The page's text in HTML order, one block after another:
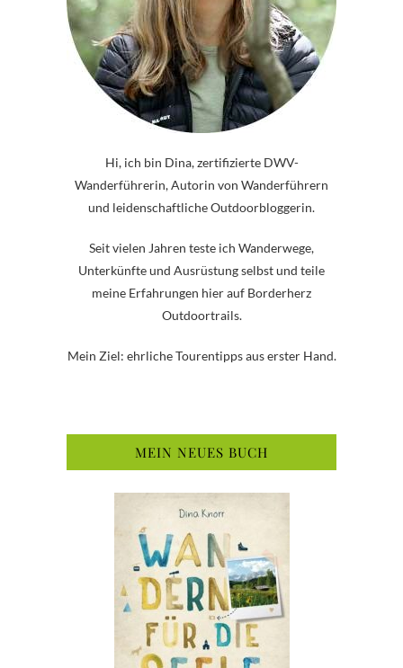
Hi, ich bin Dina, zertifizierte DWV-
Wanderführerin, Autorin von Wanderführern
und leidenschaftliche Outdoorbloggerin.
Seit vielen Jahren teste ich Wanderwege,
Unterkünfte und Ausrüstung selbst und teile
meine Erfahrungen hier auf Borderherz
Outdoortrails.
Mein Ziel: ehrliche Tourentipps aus erster Hand.
MEIN NEUES BUCH